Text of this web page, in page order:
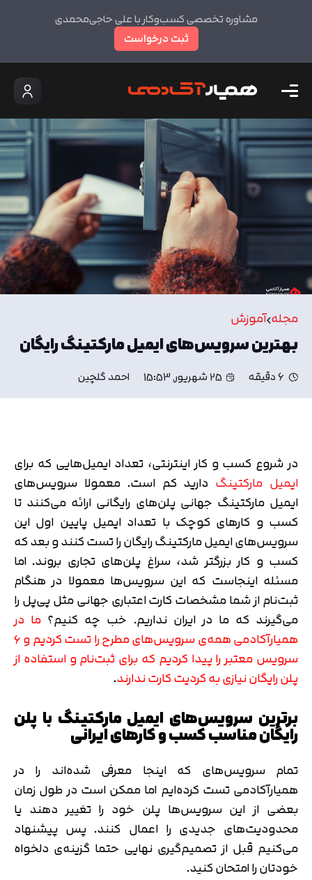
مشاوره تخصصی کسب‌وکار با علی حاجی‌محمدی
ثبت درخواست
مجله آموزش
بهترین سرویس‌های ایمیل مارکتینگ رایگان
6 دقیقه 25 شهریور, 15:53 احمد گلچین
در شروع کسب و کار اینترنتی، تعداد ایمیل‌هایی که برای
ایمیل مارکتینگ دارید کم است. معمولا سرویس‌های
ایمیل مارکتینگ جهانی پلن‌های رایگانی ارائه می‌کنند تا
کسب و کارهای کوچک با تعداد ایمیل پایین اول این
سرویس‌های ایمیل مارکتینگ رایگان را تست کنند و بعد که
کسب و کار بزرگتر شد، سراغ پلن‌های تجاری بروند. اما
مسئله اینجاست که این سرویس‌ها معمولا در هنگام
ثبت‌نام از شما مشخصات کارت اعتباری جهانی مثل پی‌پل را
می‌گیرند که ما در ایران نداریم. خب چه کنیم؟ ما در
همیارآکادمی همه‌ی سرویس‌های مطرح را تست کردیم و ۶
سرویس معتبر را پیدا کردیم که برای ثبت‌نام و استفاده از
پلن رایگان نیازی به کردیت کارت ندارند.
برترین سرویس‌های ایمیل مارکتینگ با پلن
رایگان مناسب کسب و کارهای ایرانی
تمام سرویس‌های که اینجا معرفی شده‌اند را در
همیارآکادمی تست کرده‌ایم اما ممکن است در طول زمان
بعضی از این سرویس‌ها پلن خود را تغییر دهند یا
محدودیت‌های جدیدی را اعمال کنند. پس پیشنهاد
می‌کنیم قبل از تصمیم‌گیری نهایی حتما گزینه‌ی دلخواه
خودتان را امتحان کنید.